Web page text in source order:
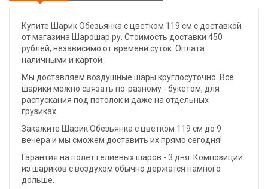
Купите Шарик Обезьянка с цветком 119 см с доставкой
от магазина Шарошар.ру. Стоимость доставки 450
рублей, независимо от времени суток. Оплата
наличными и картой.
Мы доставляем воздушные шары круглосуточно. Все
шарики можно связать по-разному - букетом, для
распускания под потолок и даже на отдельных
грузиках.
Закажите Шарик Обезьянка с цветком 119 см до 9
вечера и мы сможем доставить их прямо сегодня!
Гарантия на полёт гелиевых шаров - 3 дня. Композиции
из шариков с воздухом обычно держатся намного
дольше.